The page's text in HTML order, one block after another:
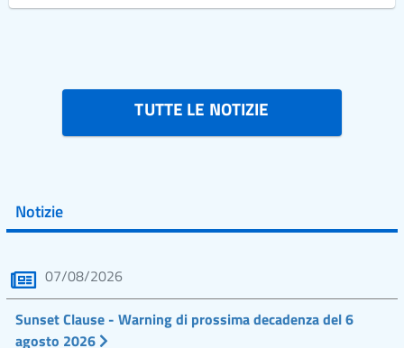
TUTTE LE NOTIZIE
Notizie
07/08/2026
Sunset Clause - Warning di prossima decadenza del 6
agosto 2026